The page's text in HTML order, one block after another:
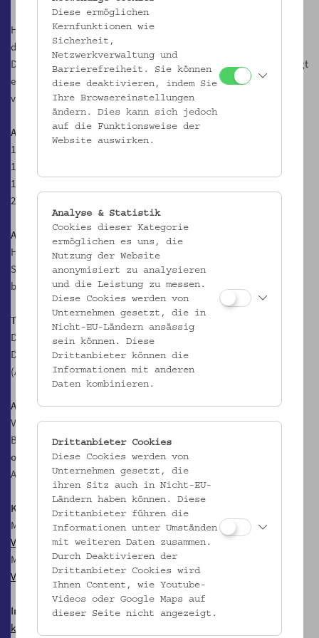
Hier, im einzig erhaltenen Prunkraum des Hauses, lassen die Gäste
die Führung ausklingen und begeben sich zum anschließenden
Dinner ins Museumscafé Hildebrandt. Dem Gruß aus der Küche folgt
ein dreigängiges Menü in Bio-Qualität – auf Wunsch auch
vegetarisch oder vegan.
Ablauf
17.45 Uhr Begrüßung und Aperitiv in der Passage
18.00 Uhr Führung
19.30 Uhr Dinner im Hildebrandt Café
22.00 Uhr Ende
Anmeldung und Bezahlung bitte direkt über den
Hildebrandt Cafés.
Sollten Sie noch einengültigen Gutscheinhaben, melden Sie sich
bitte direkt an hi@hildebrandt.cafe .
Termine:
Do, 18.1.2024, 18.00 Uhr
Do, 21.3.2024, 18.00 Uhr
(Änderungen vorbehalten)
Anmeldung erforderlich, möglich bis Sonntag, 17.00 Uhr vor der
Veranstaltung.
Bitte geben Sie bei der Anmeldung an, ob Sie ein
ohne Fleischwünschen, bei mehreren Personen ggf. in den
Anmerkungen!
Kosten pro Person , exkl. Getränke, inkl. Eintritt und Führungstarif
Menü ohne Fleisch: € 59,- / € 49,- erm. für Mitglieder imVerein für
Volkskunde
Menü mit Fleisch: € 65,- / € 55,- erm. für Mitglieder im
Volkskunde
Information zum Dinner im Palais
kulturvermittlung@volkskundemuseum.at
Diese ermöglichen
Kernfunktionen wie
Sicherheit,
Netzwerkverwaltung und
Barrierefreiheit. Sie können
diese deaktivieren, indem Sie
Ihre Browsereinstellungen
ändern. Dies kann sich jedoch
auf die Funktionsweise der
Website auswirken.
Analyse & Statistik
Cookies dieser Kategorie
ermöglichen es uns, die
Nutzung der Website
anonymisiert zu analysieren
und die Leistung zu messen.
Diese Cookies werden von
Unternehmen gesetzt, die in
Nicht-EU-Ländern ansässig
sein können. Diese
Drittanbieter können die
Informationen mit anderen
Daten kombinieren.
Drittanbieter Cookies
Diese Cookies werden von
Unternehmen gesetzt, die
ihren Sitz auch in Nicht-EU-
Ländern haben können. Diese
Drittanbieter führen die
Informationen unter Umständen
mit weiteren Daten zusammen.
Durch Deaktivieren der
Drittanbieter Cookies wird
Ihnen Content, wie Youtube-
Videos oder Google Maps auf
dieser Seite nicht angezeigt.